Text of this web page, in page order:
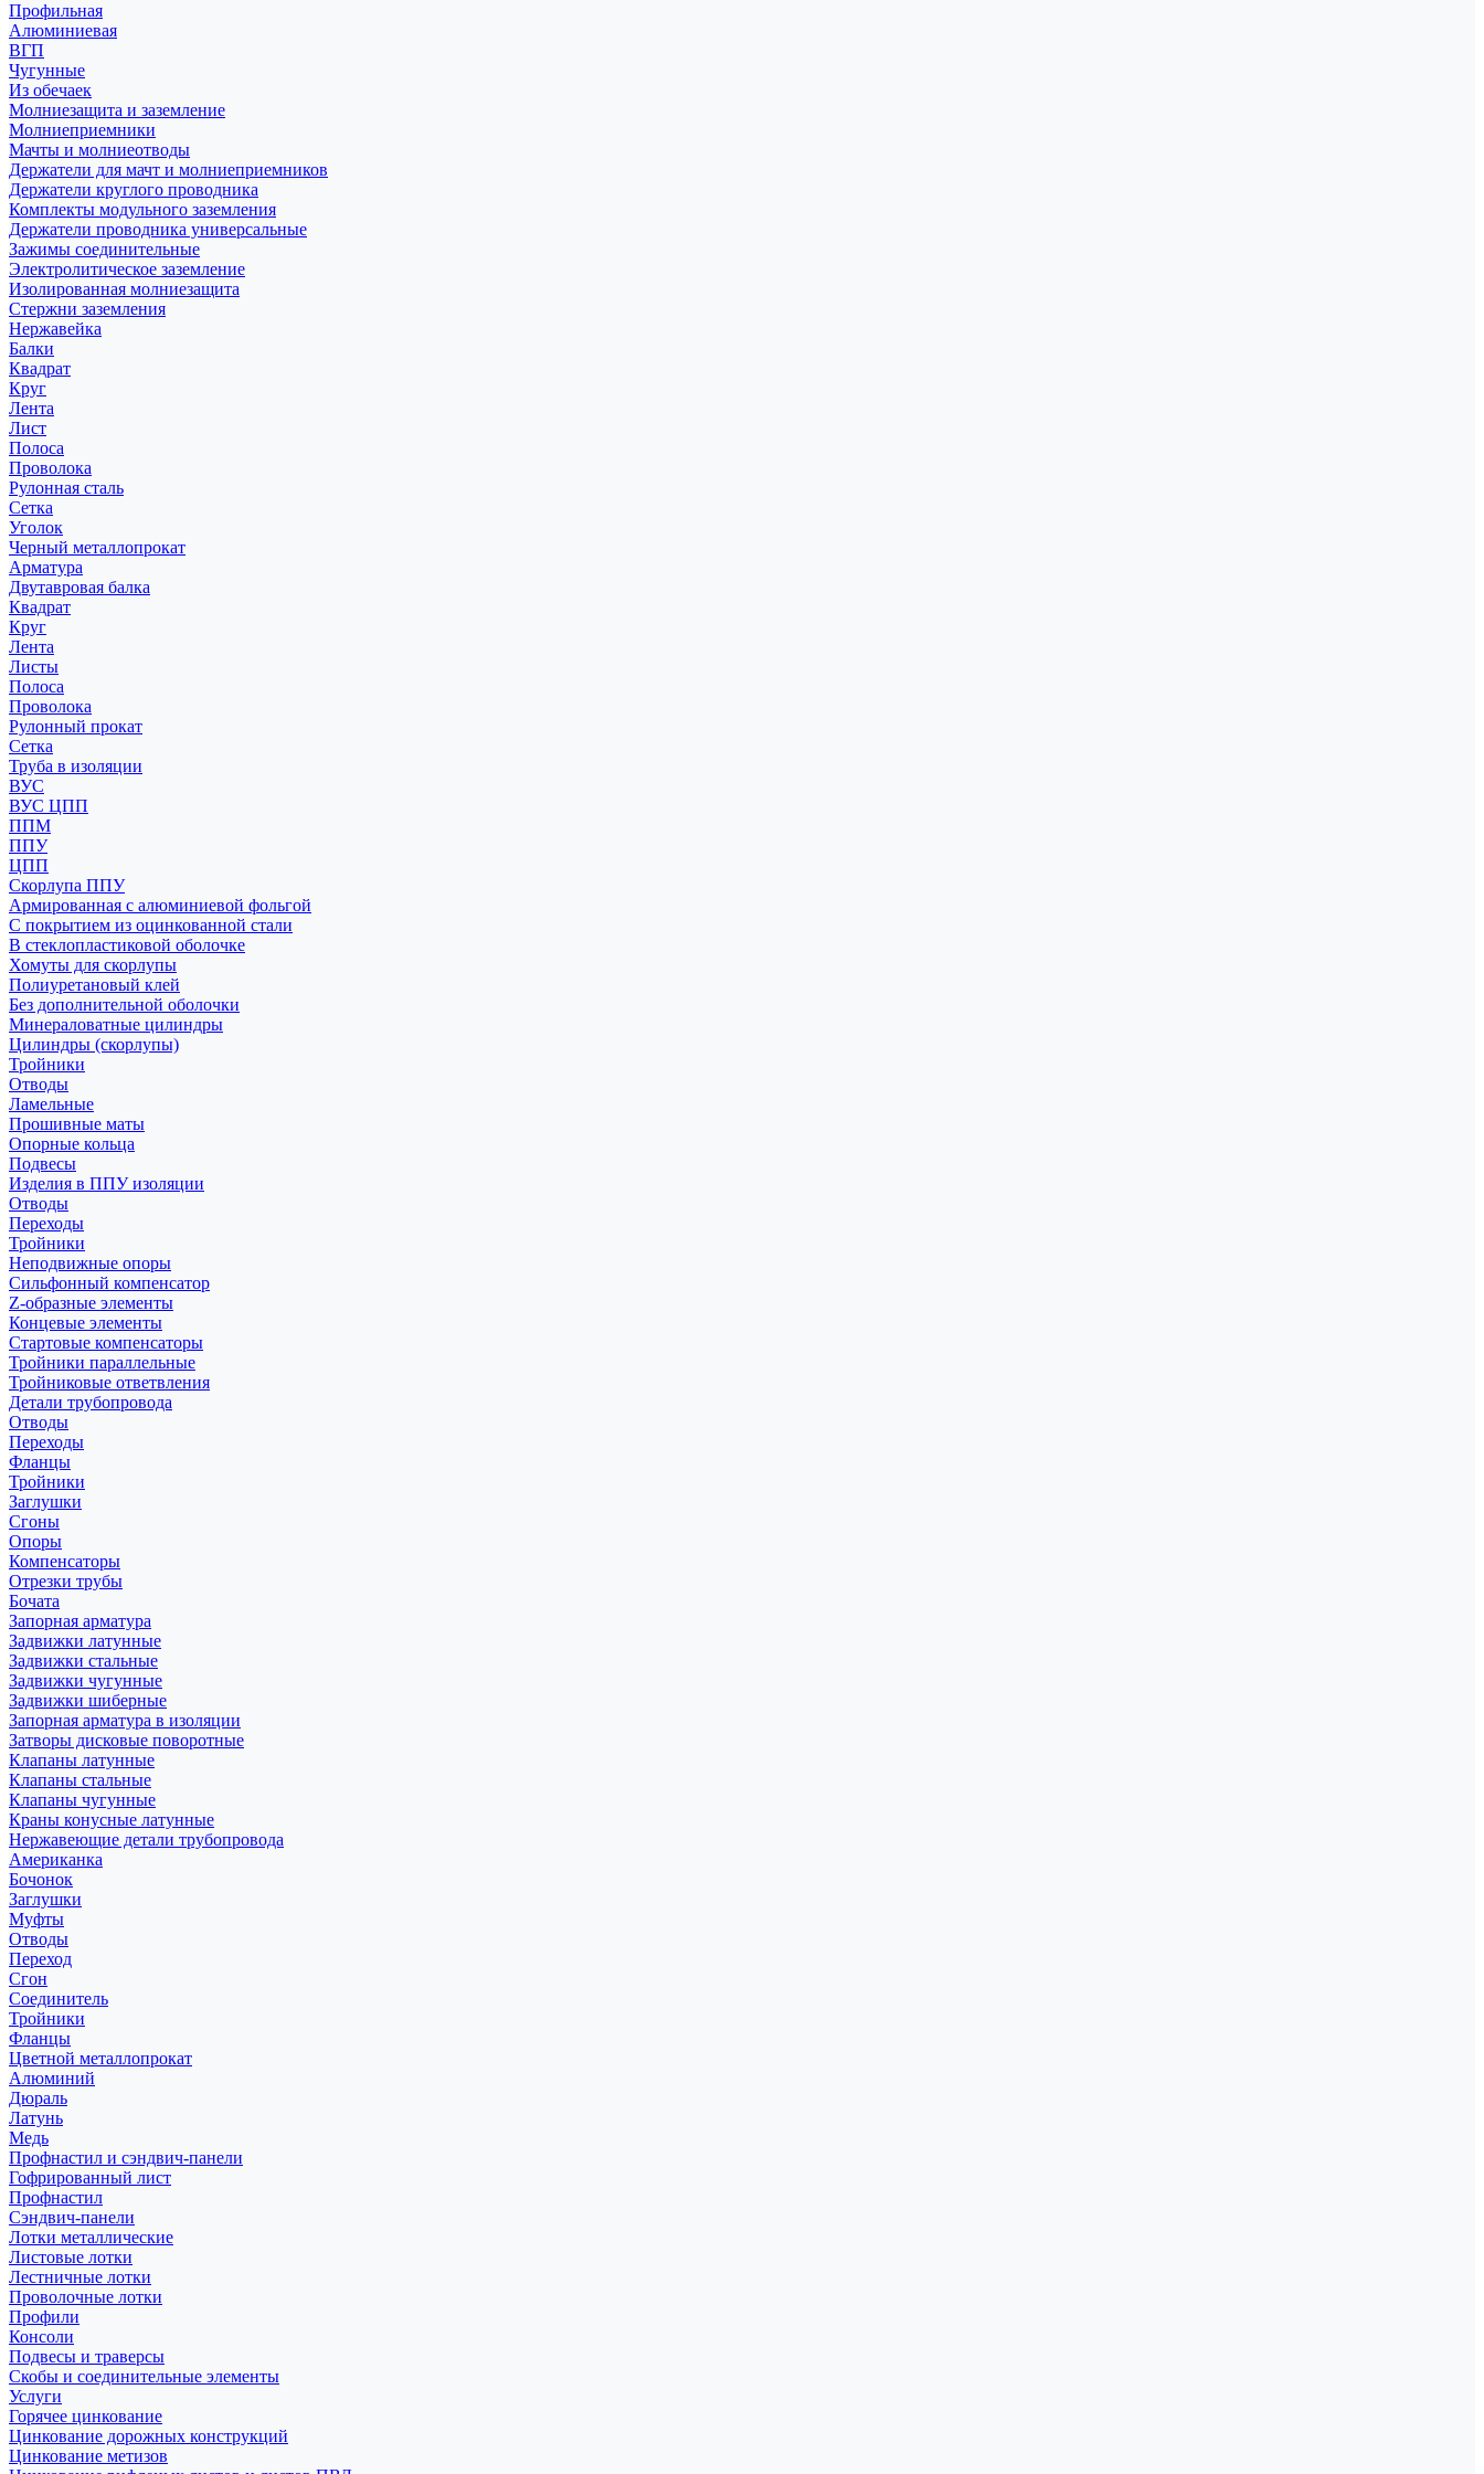
Профильная
Алюминиевая
ВГП
Чугунные
Из обечаек
Молниезащита и заземление
Молниеприемники
Мачты и молниеотводы
Держатели для мачт и молниеприемников
Держатели круглого проводника
Комплекты модульного заземления
Держатели проводника универсальные
Зажимы соединительные
Электролитическое заземление
Изолированная молниезащита
Стержни заземления
Нержавейка
Балки
Квадрат
Круг
Лента
Лист
Полоса
Проволока
Рулонная сталь
Сетка
Уголок
Черный металлопрокат
Арматура
Двутавровая балка
Квадрат
Круг
Лента
Листы
Полоса
Проволока
Рулонный прокат
Сетка
Труба в изоляции
ВУС
ВУС ЦПП
ППМ
ППУ
ЦПП
Скорлупа ППУ
Армированная с алюминиевой фольгой
С покрытием из оцинкованной стали
В стеклопластиковой оболочке
Хомуты для скорлупы
Полиуретановый клей
Без дополнительной оболочки
Минераловатные цилиндры
Цилиндры (скорлупы)
Тройники
Отводы
Ламельные
Прошивные маты
Опорные кольца
Подвесы
Изделия в ППУ изоляции
Отводы
Переходы
Тройники
Неподвижные опоры
Cильфонный компенсатор
Z-образные элементы
Концевые элементы
Стартовые компенсаторы
Тройники параллельные
Тройниковые ответвления
Детали трубопровода
Отводы
Переходы
Фланцы
Тройники
Заглушки
Сгоны
Опоры
Компенсаторы
Отрезки трубы
Бочата
Запорная арматура
Задвижки латунные
Задвижки стальные
Задвижки чугунные
Задвижки шиберные
Запорная арматура в изоляции
Затворы дисковые поворотные
Клапаны латунные
Клапаны стальные
Клапаны чугунные
Краны конусные латунные
Нержавеющие детали трубопровода
Американка
Бочонок
Заглушки
Муфты
Отводы
Переход
Сгон
Соединитель
Тройники
Фланцы
Цветной металлопрокат
Алюминий
Дюраль
Латунь
Медь
Профнастил и сэндвич-панели
Гофрированный лист
Профнастил
Сэндвич-панели
Лотки металлические
Листовые лотки
Лестничные лотки
Проволочные лотки
Профили
Консоли
Подвесы и траверсы
Скобы и соединительные элементы
Услуги
Горячее цинкование
Цинкование дорожных конструкций
Цинкование метизов